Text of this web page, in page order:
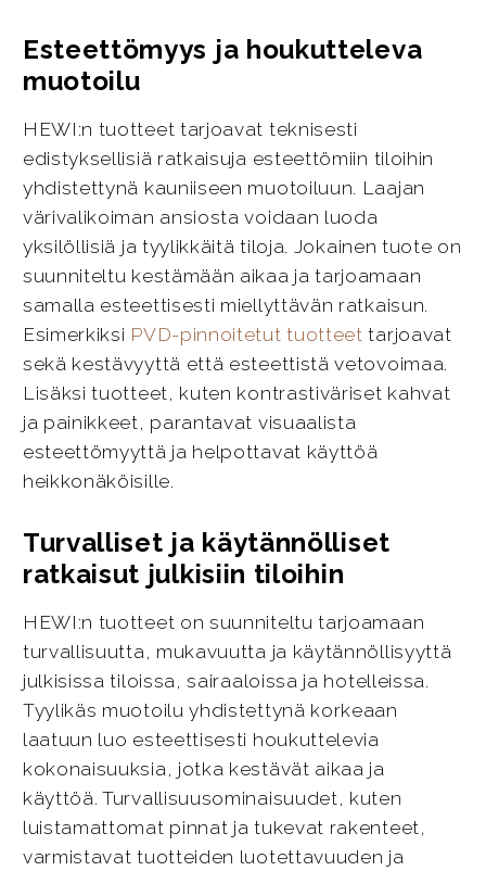
Esteettömyys ja houkutteleva
muotoilu
HEWI:n tuotteet tarjoavat teknisesti
edistyksellisiä ratkaisuja esteettömiin tiloihin
yhdistettynä kauniiseen muotoiluun. Laajan
värivalikoiman ansiosta voidaan luoda
yksilöllisiä ja tyylikkäitä tiloja. Jokainen tuote on
suunniteltu kestämään aikaa ja tarjoamaan
samalla esteettisesti miellyttävän ratkaisun.
Esimerkiksi PVD-pinnoitetut tuotteet tarjoavat
sekä kestävyyttä että esteettistä vetovoimaa.
Lisäksi tuotteet, kuten kontrastiväriset kahvat
ja painikkeet, parantavat visuaalista
esteettömyyttä ja helpottavat käyttöä
heikkonäköisille.
Turvalliset ja käytännölliset
ratkaisut julkisiin tiloihin
HEWI:n tuotteet on suunniteltu tarjoamaan
turvallisuutta, mukavuutta ja käytännöllisyyttä
julkisissa tiloissa, sairaaloissa ja hotelleissa.
Tyylikäs muotoilu yhdistettynä korkeaan
laatuun luo esteettisesti houkuttelevia
kokonaisuuksia, jotka kestävät aikaa ja
käyttöä. Turvallisuusominaisuudet, kuten
luistamattomat pinnat ja tukevat rakenteet,
varmistavat tuotteiden luotettavuuden ja